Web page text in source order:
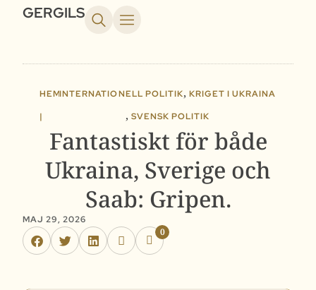
GERGILS
HEM
|
INTERNATIONELL POLITIK, KRIGET I UKRAINA
, SVENSK POLITIK
Fantastiskt för både
Ukraina, Sverige och
Saab: Gripen.
MAJ 29, 2026
0